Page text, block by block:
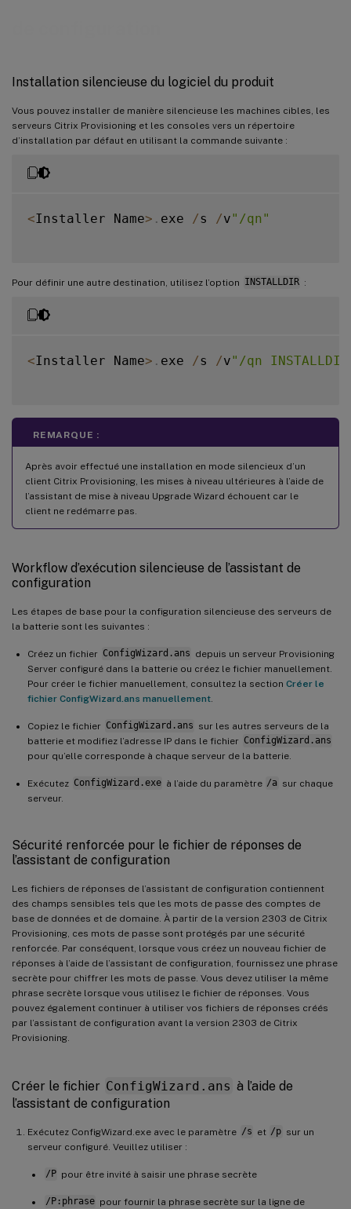
Installation silencieuse du logiciel du produit
Vous pouvez installer de manière silencieuse les machines cibles, les
serveurs Citrix Provisioning et les consoles vers un répertoire
d’installation par défaut en utilisant la commande suivante :
<Installer Name> . exe /s /v"/qn"
Pour définir une autre destination, utilisez l’option INSTALLDIR :
<Installer Name> . exe /s /v"/qn
REMARQUE :
Après avoir effectué une installation en mode silencieux d’un
client Citrix Provisioning, les mises à niveau ultérieures à l’aide de
l’assistant de mise à niveau Upgrade Wizard échouent car le
client ne redémarre pas.
Workflow d’exécution silencieuse de l’assistant de
configuration
Les étapes de base pour la configuration silencieuse des serveurs de
la batterie sont les suivantes :
Créez un fichier ConfigWizard.ans depuis un serveur Provisioning
Server configuré dans la batterie ou créez le fichier manuellement.
Pour créer le fichier manuellement, consultez la section Créer le
fichier ConfigWizard.ans manuellement
Copiez le fichier ConfigWizard.ans sur les autres serveurs de la
batterie et modifiez l’adresse IP dans le fichier ConfigWizard.ans
pour qu’elle corresponde à chaque serveur de la batterie.
Exécutez ConfigWizard.exe à l’aide du paramètre /a sur chaque
serveur.
Sécurité renforcée pour le fichier de réponses de
l’assistant de configuration
Les fichiers de réponses de l’assistant de configuration contiennent
des champs sensibles tels que les mots de passe des comptes de
base de données et de domaine. À partir de la version 2303 de Citrix
Provisioning, ces mots de passe sont protégés par une sécurité
renforcée. Par conséquent, lorsque vous créez un nouveau fichier de
réponses à l’aide de l’assistant de configuration, fournissez une phrase
secrète pour chiffrer les mots de passe. Vous devez utiliser la même
phrase secrète lorsque vous utilisez le fichier de réponses. Vous
pouvez également continuer à utiliser vos fichiers de réponses créés
par l’assistant de configuration avant la version 2303 de Citrix
Provisioning.
Créer le fichier ConfigWizard.ans à l’aide de
l’assistant de configuration
Exécutez ConfigWizard.exe avec le paramètre /s et /p sur un
serveur configuré. Veuillez utiliser :
/P pour être invité à saisir une phrase secrète
/P:phrase pour fournir la phrase secrète sur la ligne de